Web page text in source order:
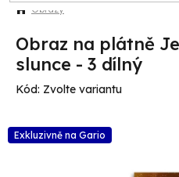
Obrazy
Obraz na plátně
slunce - 3 dílný
Kód: Zvolte variantu
Exkluzivně na Gario